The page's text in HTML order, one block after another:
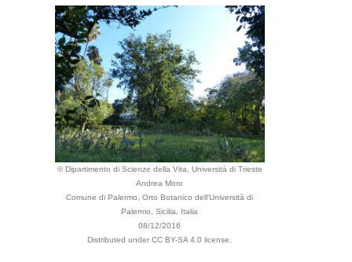
© Dipartimento di Scienze della Vita, Università di Trieste
Andrea Moro
Comune di Palermo, Orto Botanico dell'Università di
Palermo, Sicilia, Italia
08/12/2016
Distributed under CC BY-SA 4.0 license.